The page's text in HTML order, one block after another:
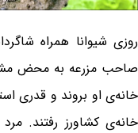
روزی شیوانا همراه
صاحب مزرعه به محض
خانه‌ی او بروند و قدری
خانه‌ی کشاورز رفتند.